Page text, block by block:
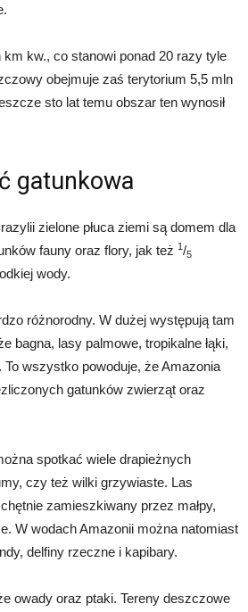
kw., co stanowi ponad 20 razy tyle
obejmuje zaś terytorium 5,5 mln
sto lat temu obszar ten wynosił
gatunkowa
zielone płuca ziemi są domem dla
fauny oraz flory, jak też 1 /5
wody.
różnorodny. W dużej występują tam
bagna, lasy palmowe, tropikalne łąki,
wszystko powoduje, że Amazonia
gatunków zwierząt oraz
spotkać wiele drapieżnych
czy też wilki grzywiaste. Las
zamieszkiwany przez małpy,
W wodach Amazonii można natomiast
delfiny rzeczne i kapibary.
owady oraz ptaki. Tereny deszczowe